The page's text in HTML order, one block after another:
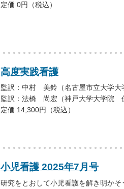
定価 0円（税込）
高度実践看護
監訳：中村 美鈴（名古屋市立大学
監訳：法橋 尚宏（神戸大学大学院
定価 14,300円（税込）
小児看護 2025年7月号
研究をとおして小児看護を解き明かそ